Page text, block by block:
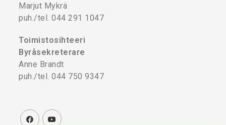
Marjut Mykrä
puh./tel. 044 291 1047
Toimistosihteeri
Byråsekreterare
Anne Brandt
puh./tel. 044 750 9347